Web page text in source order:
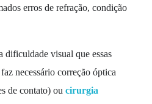
erros de refração, condição
dificuldade visual que essas
necessário correção óptica
de contato) ou cirurgia